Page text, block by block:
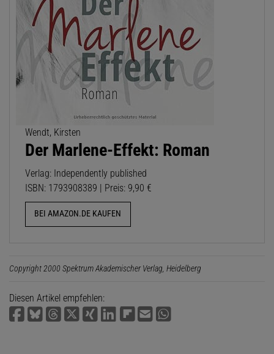
Wendt, Kirsten
Der Marlene-Effekt: Roman
Verlag: Independently published
ISBN: 1793908389 | Preis: 9,90 €
BEI AMAZON.DE KAUFEN
Copyright 2000 Spektrum Akademischer Verlag, Heidelberg
Diesen Artikel empfehlen: